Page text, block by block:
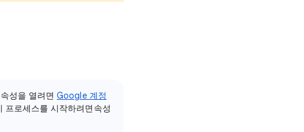
성을 열려면Google 계정
프로세스를 시작하려면속성